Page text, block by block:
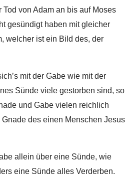
Tod von Adam an bis auf Moses
gesündigt haben mit gleicher
welcher ist ein Bild des, der
mit der Gabe wie mit der
Sünde viele gestorben sind, so
und Gabe vielen reichlich
des einen Menschen Jesus
allein über eine Sünde, wie
eine Sünde alles Verderben.